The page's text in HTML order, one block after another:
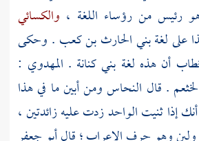
رئيس من رؤساء اللغة ، والكسائي
على لغةبني الحارث بن كعب . وحكى
أن هذه لغة بني كنانة . المهدوي :
لخثعم . قال النحاسومن أبين ما في هذا
إذا ثنيت الواحد زدت عليه زائدتين ،